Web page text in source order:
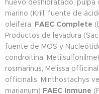
huevo deshidratado, pulpa
marino (Krill, fuente de
oleifera, FAEC Complete
Productos de levadura
fuente de MOS y
condroitina,
rosmarinus, Melissa
officinalis, Minthostachys
marianum) FAEC Inmune